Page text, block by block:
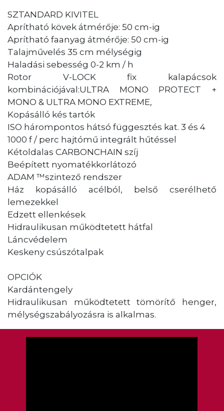
SZTANDARD KIVITEL
Aprítható kövek átmérője: 50 cm-ig
Aprítható faanyag átmérője: 50 cm-ig
Talajművelés 35 cm mélységig
Haladási sebesség 0-2 km / h
Rotor V-LOCK fix kalapácsok
kombinációjával:ULTRA MONO PROTECT +
MONO & ULTRA MONO EXTREME,
Kopásálló kés tartók
ISO hárompontos hátsó függesztés kat. 3 és 4
1000 f / perc hajtómű integrált hűtéssel
Kétoldalas CARBONCHAIN szíj
Beépített nyomatékkorlátozó
ADAM ™szintező rendszer
Ház kopásálló acélból, belső cserélhető
lemezekkel
Edzett ellenkések
Hidraulikusan működtetett hátfal
Láncvédelem
Keskeny csúszótalpak
OPCIÓK
Kardántengely
Hidraulikusan működtetett tömörítő henger,
mélységszabályozásra is alkalmas.